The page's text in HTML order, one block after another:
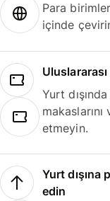
Para
içinde
Yurt
etmeyin.
Yurt
edin